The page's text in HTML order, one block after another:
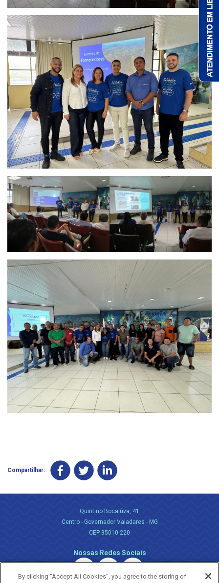
Compartilhar:
Quintino Bocaiúva, 41
Centro - Governador Valadares - MG
CEP 35010-220
Nossas Redes Sociais
By clicking “Accept All Cookies”, you agree to the storing of